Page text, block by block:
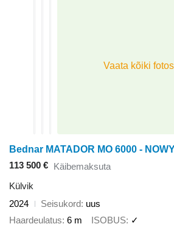
113 500 € Käibemaksuta
Külvik
2024
Seisukord uus
Haardeulatus 6 m ISOBUS ✓